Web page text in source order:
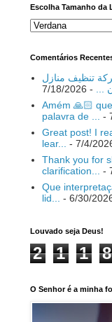
Escolha Tamanho da
Comentários
تنظيف منازل
...
- 7/18/2026
Amém 🙏🏻
palavra de ...
-
Great post! I
lear...
- 7/4/
Thank you for
clarification...
-
Que
lid...
- 6/30/
Louvado seja Deus!
2 1 1 8
O Senhor é a minha